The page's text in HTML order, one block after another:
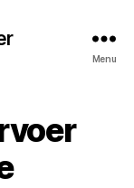
Menu